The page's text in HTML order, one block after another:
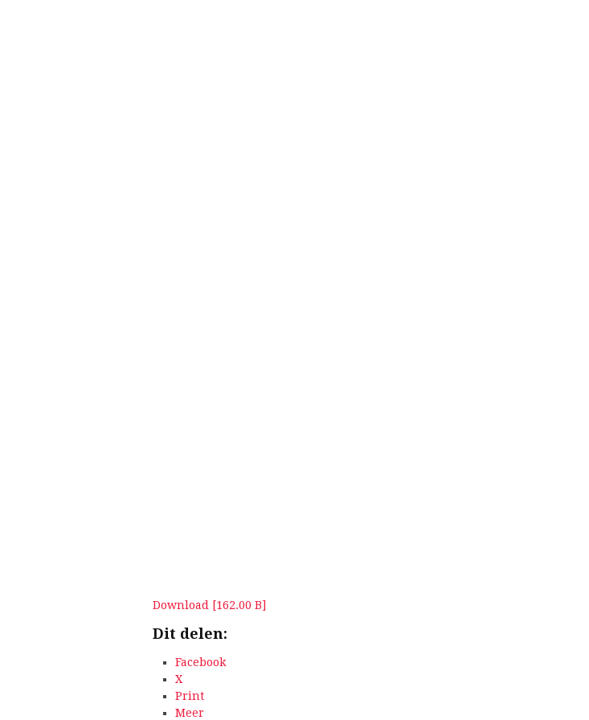
Download [162.00 B]
Dit delen:
Facebook
X
Print
Meer